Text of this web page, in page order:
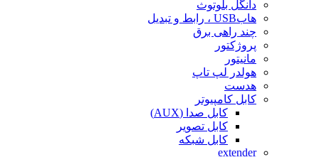
دانگل بلوتوث
هابUSB ، رابط و تبدیل
چند راهی برق
پروژکتور
مانیتور
هولدر لپ تاپ
هدست
کابل کامپیوتر
کابل صدا (AUX)
کابل تصویر
کابل شبکه
extender